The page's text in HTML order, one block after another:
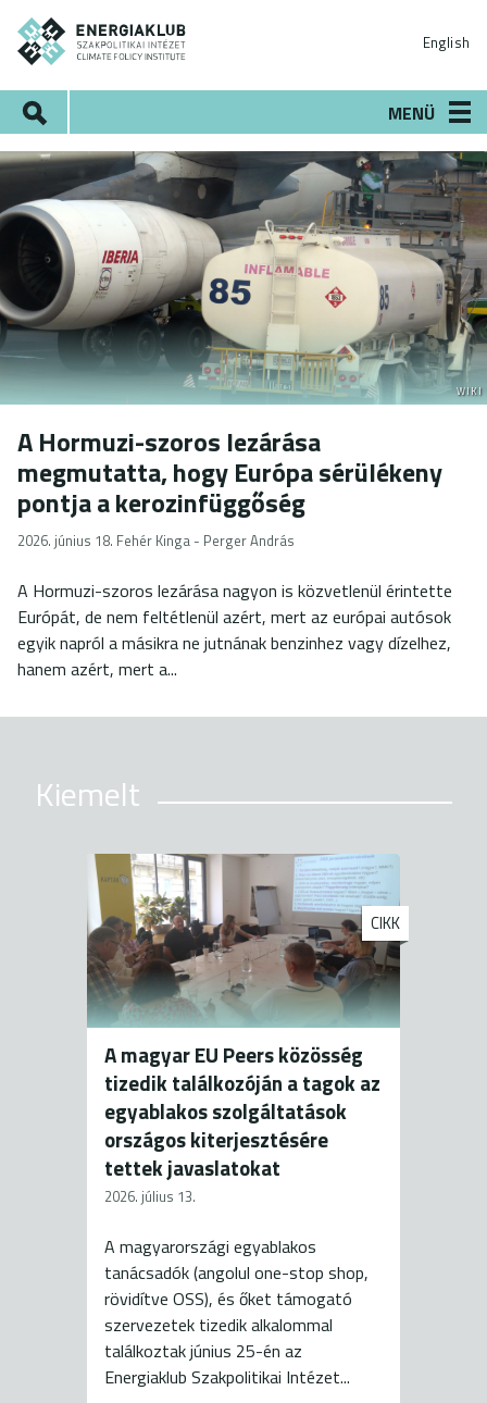
Ugrás
tartalomra
English
MENÜ
WIKI
A Hormuzi-szoros lezárása
megmutatta, hogy Európa sérülékeny
pontja a kerozinfüggőség
2026. június 18. Fehér Kinga - Perger András
A Hormuzi-szoros lezárása nagyon is közvetlenül érintette
Európát, de nem feltétlenül azért, mert az európai autósok
egyik napról a másikra ne jutnának benzinhez vagy dízelhez,
hanem azért, mert a...
Kiemelt
CIKK
A magyar EU Peers közösség
tizedik találkozóján a tagok az
egyablakos szolgáltatások
országos kiterjesztésére
tettek javaslatokat
2026. július 13.
A magyarországi egyablakos
tanácsadók (angolul one-stop shop,
rövidítve OSS), és őket támogató
szervezetek tizedik alkalommal
találkoztak június 25-én az
Energiaklub Szakpolitikai Intézet...